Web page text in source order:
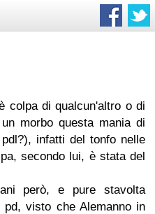
colpa di qualcun'altro o di
morbo questa mania di
infatti del tonfo nelle
secondo lui, è stata del
però, e pure stavolta
visto che Alemanno in